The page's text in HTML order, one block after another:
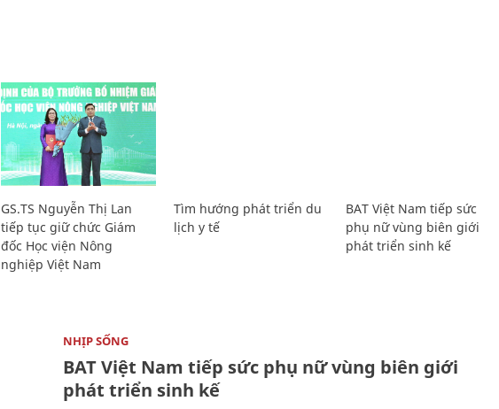
GS.TS Nguyễn Thị Lan
tiếp tục giữ chức Giám
đốc Học viện Nông
nghiệp Việt Nam
Tìm hướng phát triển du
lịch y tế
BAT Việt Nam tiếp sức
phụ nữ vùng biên giới
phát triển sinh kế
NHỊP SỐNG
BAT Việt Nam tiếp sức phụ nữ vùng biên giới
phát triển sinh kế